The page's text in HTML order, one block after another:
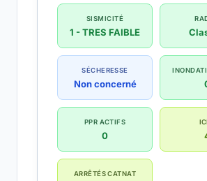
SISMICITÉ
1 - TRES FAIBLE
SÉCHERESSE
Non concerné
PPR ACTIFS
0
ARRÊTÉS CATNAT